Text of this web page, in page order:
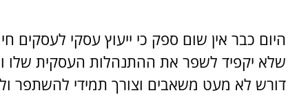
היום כבר אין שום ספק כי ייעוץ עסקי לעסקים
שלא יקפיד לשפר את ההתנהלות העסקית שלו
דורש לא מעט משאבים וצורך תמידי להשתפר